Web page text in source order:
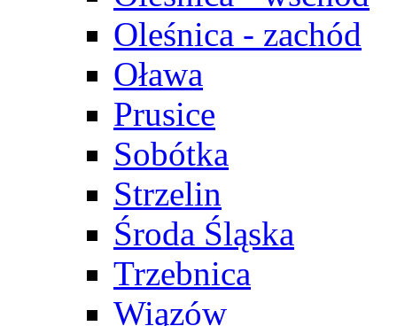
Oleśnica - zachód
Oława
Prusice
Sobótka
Strzelin
Środa Śląska
Trzebnica
Wiązów